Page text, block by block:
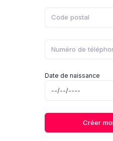
Date de naissance
Créer